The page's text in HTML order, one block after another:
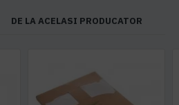
DE LA ACELASI PRODUCATOR